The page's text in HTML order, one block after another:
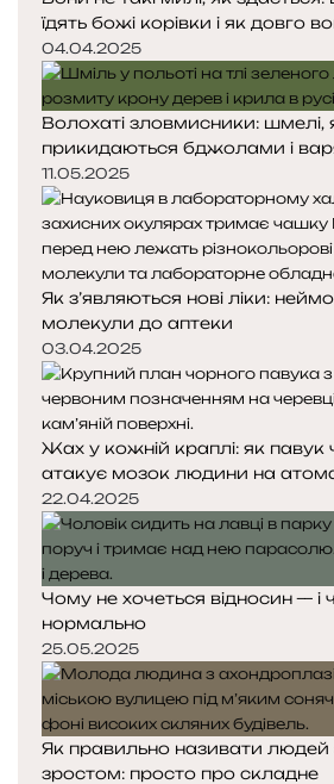
їдять божі корівки і як довго
04.04.2025
Волохаті зловмисники: шмелі,
прикидаються бджолами і
11.05.2025
Як з’являються нові ліки:
молекули до аптеки
03.04.2025
Жах у кожній краплі: як павук
атакує мозок людини на
22.04.2025
Чому не хочеться відносин — і
нормально
25.05.2025
Як правильно називати людей
зростом: просто про складне